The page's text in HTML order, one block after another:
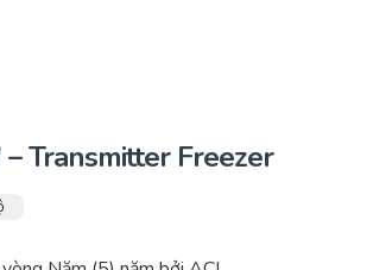
Transmitter Freezer